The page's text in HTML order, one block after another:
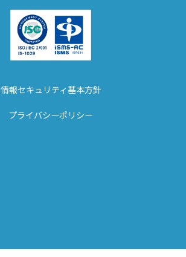
情報セキュリティ基本方針
プライバシーポリシー